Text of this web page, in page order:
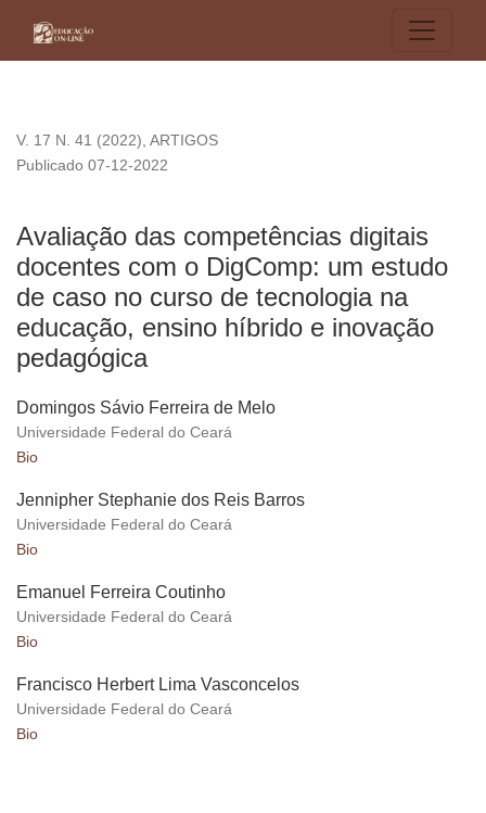
V. 17 N. 41 (2022), ARTIGOS
Avaliação das competências digitais
docentes com o DigComp: um estudo
de caso no curso de tecnologia na
educação, ensino híbrido e inovação
pedagógica
Publicado 07-12-2022
Domingos Sávio Ferreira de Melo
Universidade Federal do Ceará
Bio
Jennipher Stephanie dos Reis Barros
Universidade Federal do Ceará
Bio
Emanuel Ferreira Coutinho
Universidade Federal do Ceará
Bio
Francisco Herbert Lima Vasconcelos
Universidade Federal do Ceará
Bio